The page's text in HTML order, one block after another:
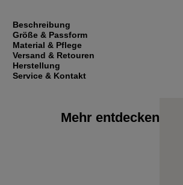
Beschreibung
Größe & Passform
Material & Pflege
Versand & Retouren
Herstellung
Service & Kontakt
Mehr entdecken